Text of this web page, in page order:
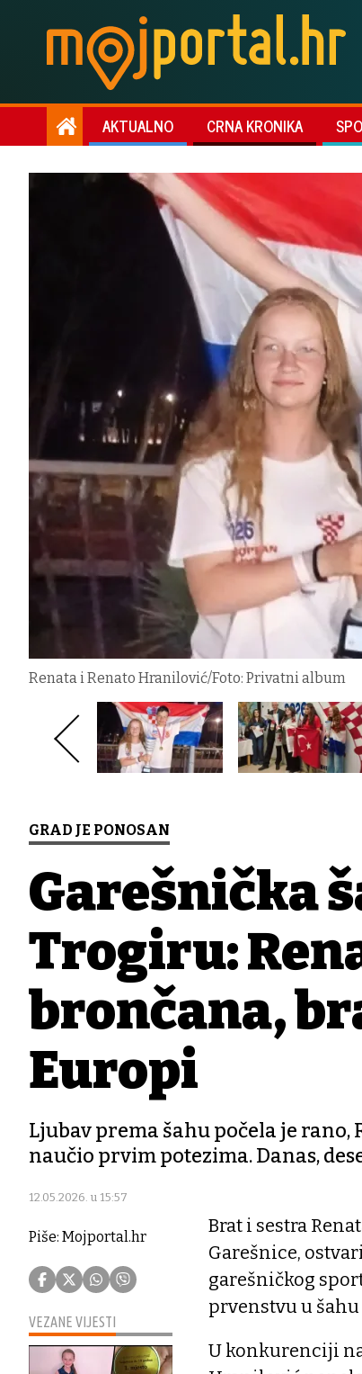
AKTUALNO CRNA KRONIKA
Renata i Renato Hranilović/Foto: Privatni album
GRAD JE PONOSAN
Garešnička
Trogiru:
brončana,
Europi
Ljubav prema šahu počela je rano,
naučio prvim potezima. Danas,
12.05.2026. u 15:57
Piše: Mojportal.hr
VEZANE VIJESTI
Brat i sestra
Garešnice,
garešničkog
prvenstvu u
U konkurenciji